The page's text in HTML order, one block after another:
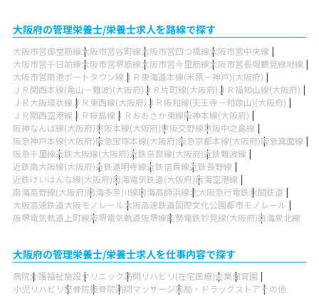
大阪府の管理栄養士/栄養士求人を路線で探す
大阪市営御堂筋線大阪市営谷町線大阪市営四つ橋線大阪市営中央線
大阪市営千日前線大阪市営堺筋線大阪市営今里筋線大阪市営長堀鶴見緑地線
大阪市営南港ポートタウン線 ＪＲ東海道本線(米原－神戸)(大阪府)
ＪＲ関西本線(亀山－難波)(大阪府) ＪＲ片町線(大阪府) ＪＲ福知山線(大阪府)
ＪＲ大阪環状線 ＪＲ東西線(大阪府) ＪＲ阪和線(天王寺－和歌山)(大阪府)
ＪＲ関西空港線 ＪＲ桜島線 ＪＲおおさか東線阪神本線(大阪府)
阪神なんば線(大阪府)京阪本線(大阪府)京阪交野線京阪中之島線
阪急神戸本線(大阪府)阪急宝塚本線(大阪府)阪急京都本線(大阪府)阪急箕面線
阪急千里線近鉄大阪線(大阪府)近鉄奈良線(大阪府)近鉄難波線
近鉄南大阪線(大阪府)近鉄道明寺線近鉄信貴線近鉄長野線
近鉄けいはんな線(大阪府)南海電気鉄道(大阪府)南海空港線
南海高野線(大阪府)南海多奈川線南海高師浜線北大阪急行電鉄水間鉄道
大阪高速鉄道大阪モノレール大阪高速鉄道国際文化公園都市モノレール
阪堺電気軌道上町線阪堺電気軌道阪堺線能勢電鉄妙見線(大阪府)南海泉北線
大阪府の管理栄養士/栄養士求人を仕事内容で探す
病院介護福祉施設クリニック訪問リハビリ(在宅医療)企業保育園
小児リハビリ整骨院接骨院訪問マッサージ薬局・ドラッグストアその他